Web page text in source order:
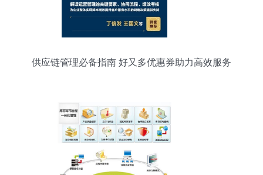
供应链管理必备指南 好又多优惠券助力高效服务